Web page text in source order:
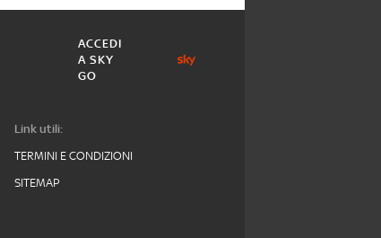
ACCEDI
A SKY
GO
Link utili:
TERMINI E CONDIZIONI
SITEMAP